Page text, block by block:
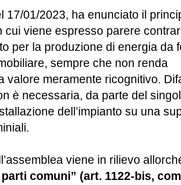
17/01/2023, ha enunciato il
viene espresso parere
per la produzione di energia da
sempre che non renda
valore meramente ricognitivo.
è necessaria, da parte del
dell’impianto su una
viene in rilievo
comuni” (art. 1122-bis,